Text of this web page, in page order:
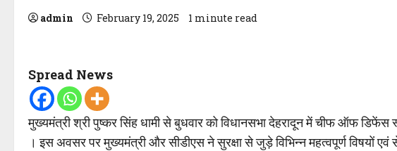
admin February 19, 2025 1 minute read
Spread News
मुख्यमंत्री श्री पुष्कर सिंह धामी से बुधवार को विधानसभा देहरादून में चीफ ऑफ
। इस अवसर पर मुख्यमंत्री और सीडीएस ने सुरक्षा से जुड़े विभिन्न महत्वपूर्ण विषयों एवं